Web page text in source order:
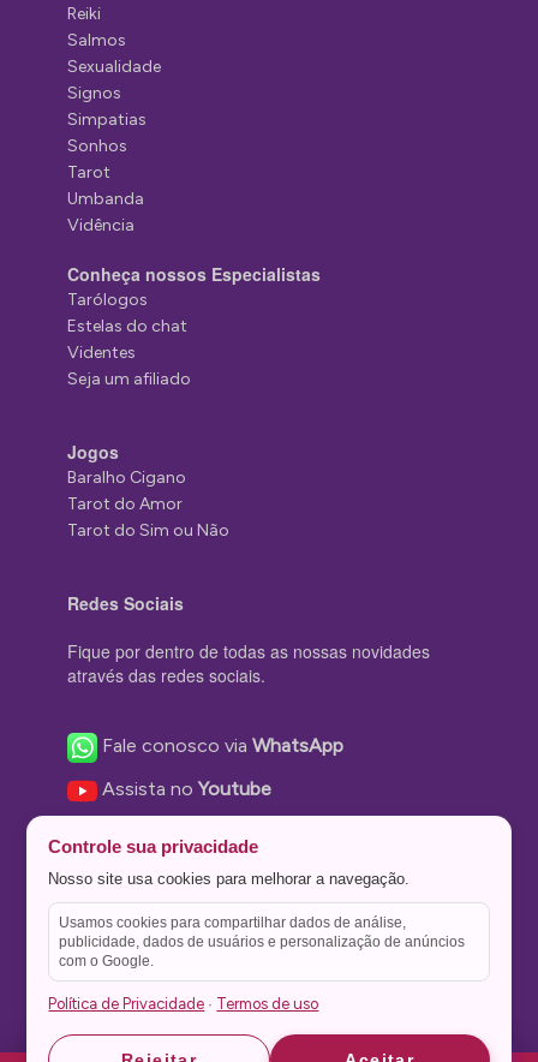
Reiki
Salmos
Sexualidade
Signos
Simpatias
Sonhos
Tarot
Umbanda
Vidência
Conheça nossos Especialistas
Tarólogos
Estelas do chat
Videntes
Seja um afiliado
Jogos
Baralho Cigano
Tarot do Amor
Tarot do Sim ou Não
Redes Sociais
Fique por dentro de todas as nossas novidades
através das redes sociais.
Fale conosco viaWhatsApp
Assista noYoutube
Nos siga no Instagram
Nos siga noTwitter
Salve no
Controle sua privacidade
Nosso site usa cookies para melhorar a navegação.
Usamos cookies para compartilhar dados de análise,
publicidade, dados de usuários e personalização de anúncios
com o Google.
Política de Privacidade · Termos de uso